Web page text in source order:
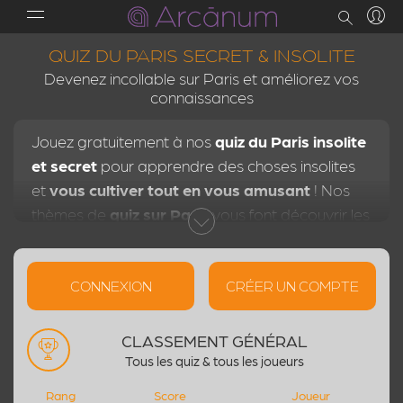
QUIZ DU PARIS SECRET & INSOLITE
Devenez incollable sur Paris et améliorez vos
connaissances
Jouez gratuitement à nosquiz du Paris insolite
et secret pour apprendre des choses insolites
etvous cultiver tout en vous amusant ! Nos
thèmes de quiz sur Parisvous font découvrir les
secrets de la capitale avec des anecdotes sur
Paris, son histoire, les plus grandsmonuments
parisiens et les lieux célèbres. Cumulez des
points en fonction de votre temps de réponse et
progressez dans le classementpour atteindre
les meilleures places. À vous de jouer !
CONNEXION CRÉER UN COMPTE
CLASSEMENT GÉNÉRAL
Tous les quiz & tous les joueurs
Rang Score
Joueur